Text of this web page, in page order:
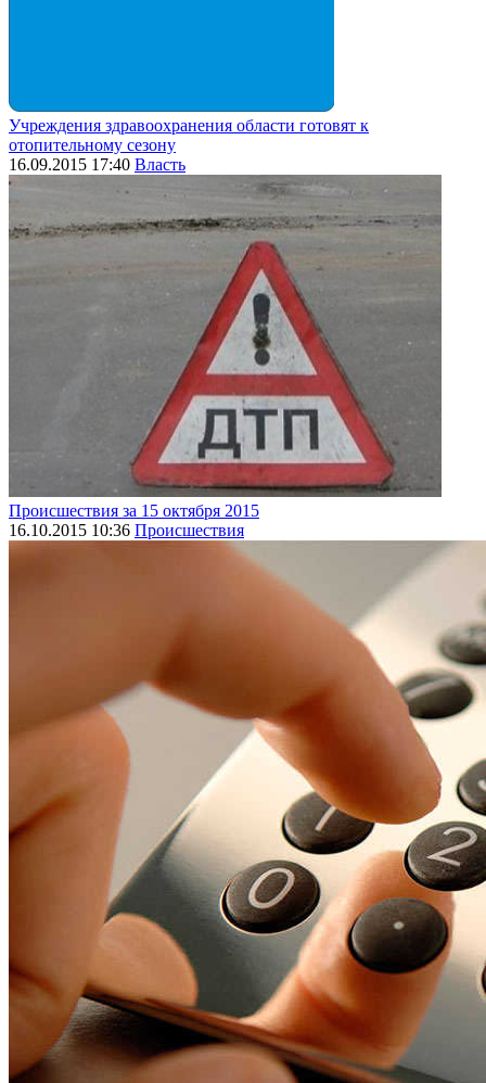
Учреждения здравоохранения области готовят к
отопительному сезону
16.09.2015 17:40 Власть
Происшествия за 15 октября 2015
16.10.2015 10:36 Происшествия